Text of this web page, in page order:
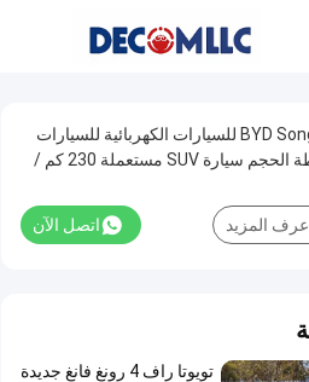
BYD Song Plus للسيارات الكهربائية للسيارات
متوسطة الحجم سيارة SUV مستعملة 230 كم /
اتصل الآن المزيد
تويوتا راف 4 رونغ فانغ جديدة